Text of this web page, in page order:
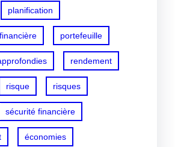
planification
portefeuille
rendement
risque risques
sécurité financière
économies